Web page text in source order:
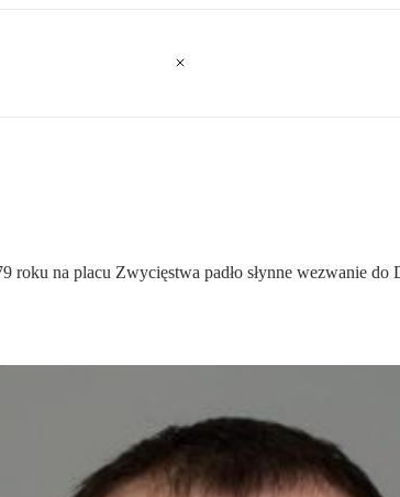
na placu Zwycięstwa padło słynne wezwanie